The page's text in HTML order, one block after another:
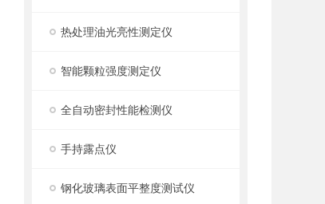
热处理油光亮性测定仪
智能颗粒强度测定仪
全自动密封性能检测仪
手持露点仪
钢化玻璃表面平整度测试仪